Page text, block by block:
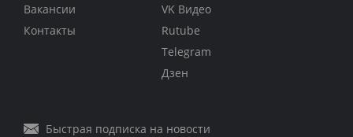
Вакансии
Контакты
VK Видео
Rutube
Telegram
Дзен
Быстрая подписка на новости